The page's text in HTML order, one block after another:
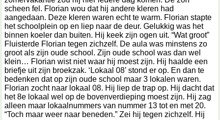
scheen fel. Florian wou dat hij andere kleren had
aangedaan. Deze kleren waren echt te warm. Florian stapte
het schoolplein op en liep naar de deur. Gelukkig was het
binnen koeler dan buiten. Hij keek zijn ogen uit. “Wat groot”
Fluisterde Florian tegen zichzelf. De aula was minstens zo
groot als zijn oude school. Zijn oude school was dan wel
klein… Florian wist niet waar hij moest zijn. Hij haalde een
briefje uit zijn broekzak. ‘Lokaal 08’ stond er op. En dan te
bedenken dat op zijn oude school maar 3 lokalen waren.
Florian zocht naar lokaal 08. Hij liep de trap op. Hij dacht dat
het 8e lokaal wel op de bovenverdieping moest zijn. Hij zag
alleen maar lokaalnummers van nummer 13 tot en met 20.
“Toch maar weer naar beneden.” Zei hij tegen zichzelf. Hij